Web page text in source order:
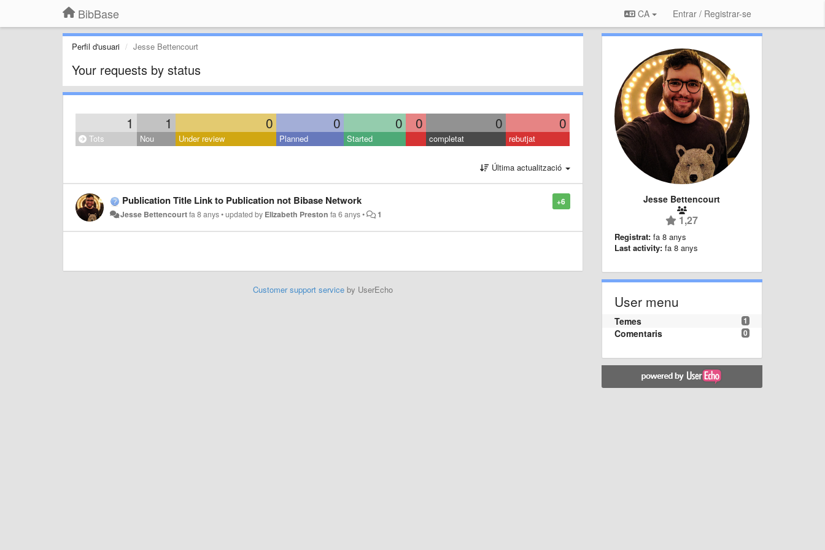
BibBase CA Entrar / Registrar-se
Perfil d'usuari Jesse Bettencourt
Your requests by status
1 1 0 0 0 0 0 0
Tots Nou Under review Planned Started completat rebutjat
Última actualització
+6
Publication Title Link to Publication not Bibase Network
Jesse Bettencourtfa 8 anys•updated by Elizabeth Preston fa 6 anys• 1
Customer support serviceby UserEcho
Jesse Bettencourt
1,27
Registrat: fa 8 anys
Last activity: fa 8 anys
User menu
1
Temes
0
Comentaris